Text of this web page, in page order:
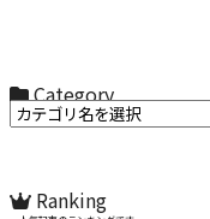
Category
カテゴリ名からお選びください
Ranking